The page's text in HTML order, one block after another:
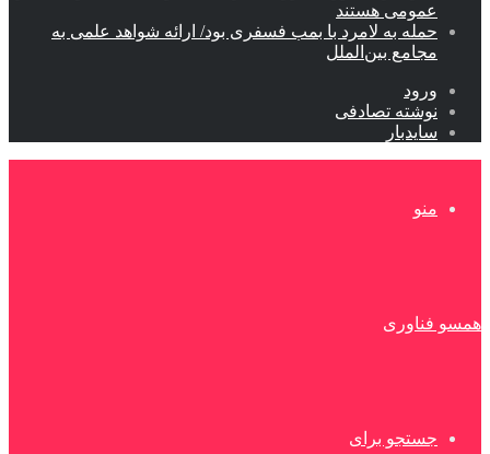
عمومی هستند
حمله به لامرد با بمب فسفری بود/ ارائه شواهد علمی به
مجامع بین‌الملل
ورود
نوشته تصادفی
سایدبار
منو
همسو فناوری
جستجو برای